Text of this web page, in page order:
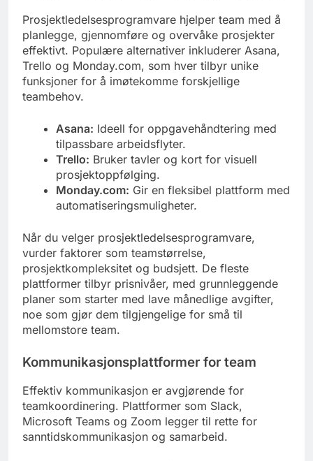
Prosjektledelsesprogramvare hjelper team med å
planlegge, gjennomføre og overvåke prosjekter
effektivt. Populære alternativer inkluderer Asana,
Trello og Monday.com, som hver tilbyr unike
funksjoner for å imøtekomme forskjellige
teambehov.
Asana: Ideell for oppgavehåndtering med
tilpassbare arbeidsflyter.
Trello: Bruker tavler og kort for visuell
prosjektoppfølging.
Monday.com: Gir en fleksibel plattform med
automatiseringsmuligheter.
Når du velger prosjektledelsesprogramvare,
vurder faktorer som teamstørrelse,
prosjektkompleksitet og budsjett. De fleste
plattformer tilbyr prisnivåer, med grunnleggende
planer som starter med lave månedlige avgifter,
noe som gjør dem tilgjengelige for små til
mellomstore team.
Kommunikasjonsplattformer for team
Effektiv kommunikasjon er avgjørende for
teamkoordinering. Plattformer som Slack,
Microsoft Teams og Zoom legger til rette for
sanntidskommunikasjon og samarbeid.